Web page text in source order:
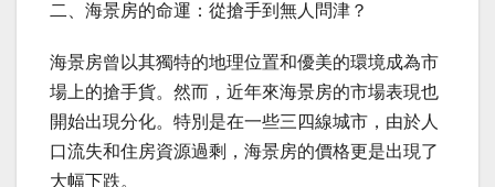
二、海景房的命運：從搶手到無人問津？
海景房曾以其獨特的地理位置和優美的環境成為市
場上的搶手貨。然而，近年來海景房的市場表現也
開始出現分化。特別是在一些三四線城市，由於人
口流失和住房資源過剩，海景房的價格更是出現了
大幅下跌。